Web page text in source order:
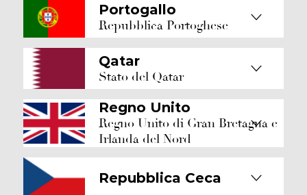
Portogallo
Repubblica Portoghese
Qatar
Stato del Qatar
Regno Unito
Regno Unito di Gran Bretagna e
Irlanda del Nord
Repubblica Ceca